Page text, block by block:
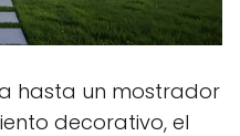
hasta un mostrador
decorativo, el